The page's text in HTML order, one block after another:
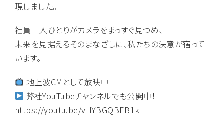
現しました。
社員一人ひとりがカメラをまっすぐ見つめ、
未来を見据えるそのまなざしに、私たちの決意が宿って
います。
地上波CMとして放映中
弊社YouTubeチャンネルでも公開中！
https://youtu.be/vHYBGQBEB1k